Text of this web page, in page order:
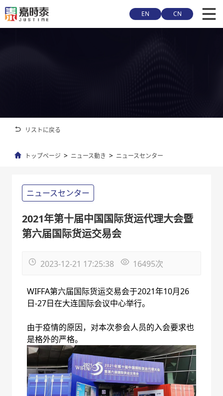
EN CN
トップページ > ニュース動き > ニュースセンター
リストに戻る
ニュースセンター
2021年第十届中国国际货运代理大会暨
第六届国际货运交易会
2023-12-21 17:25:38 16495次
WIFFA第六届国际货运交易会于2021年10月26
日-27日在大连国际会议中心举行。
由于疫情的原因，对本次参会人员的入会要求也
是格外的严格。